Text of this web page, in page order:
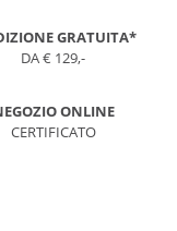
GRATUITA*
DA € 129,-
ONLINE
CERTIFICATO